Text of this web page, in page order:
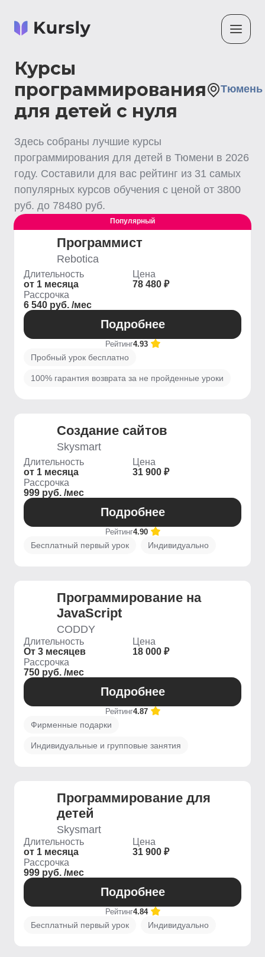
Курсы
программирования
для детей с нуля
Тюмень
Здесь собраны лучшие курсы
программирования для детей в Тюмени в 2026
году. Составили для вас рейтинг из 31 самых
популярных курсов обучения с ценой от 3800
руб. до 78480 руб.
Популярный
Программист
Rebotica
Длительность
от 1 месяца
Цена
78 480 ₽
Рассрочка
6 540 руб. /мес
Подробнее
Рейтинг4.93
Пробный урок бесплатно
100% гарантия возврата за не пройденные уроки
Создание сайтов
Skysmart
Длительность
от 1 месяца
Цена
31 900 ₽
Рассрочка
999 руб. /мес
Подробнее
Рейтинг4.90
Бесплатный первый урок Индивидуально
Программирование на
JavaScript
CODDY
Длительность
От 3 месяцев
Цена
18 000 ₽
Рассрочка
750 руб. /мес
Подробнее
Рейтинг4.87
Фирменные подарки
Индивидуальные и групповые занятия
Программирование для
детей
Skysmart
Длительность
от 1 месяца
Цена
31 900 ₽
Рассрочка
999 руб. /мес
Подробнее
Рейтинг4.84
Бесплатный первый урок Индивидуально